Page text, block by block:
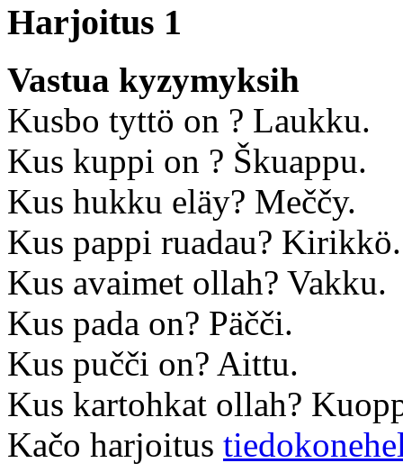
Harjoitus 1
Vastua kyzymyksih
Kusbo tyttö on ? Laukku.
Kus kuppi on ? Škuappu.
Kus hukku eläy? Meččy.
Kus pappi ruadau? Kirikkö.
Kus avaimet ollah? Vakku.
Kus pada on? Päčči.
Kus pučči on? Aittu.
Kus kartohkat ollah?
Kačo harjoitus